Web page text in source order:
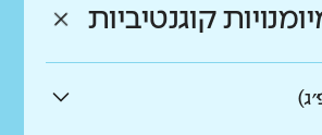
בינוני
קוגנטיביות